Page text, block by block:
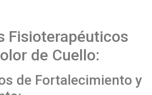
Fisioterapéuticos
de Cuello:
de Fortalecimiento y